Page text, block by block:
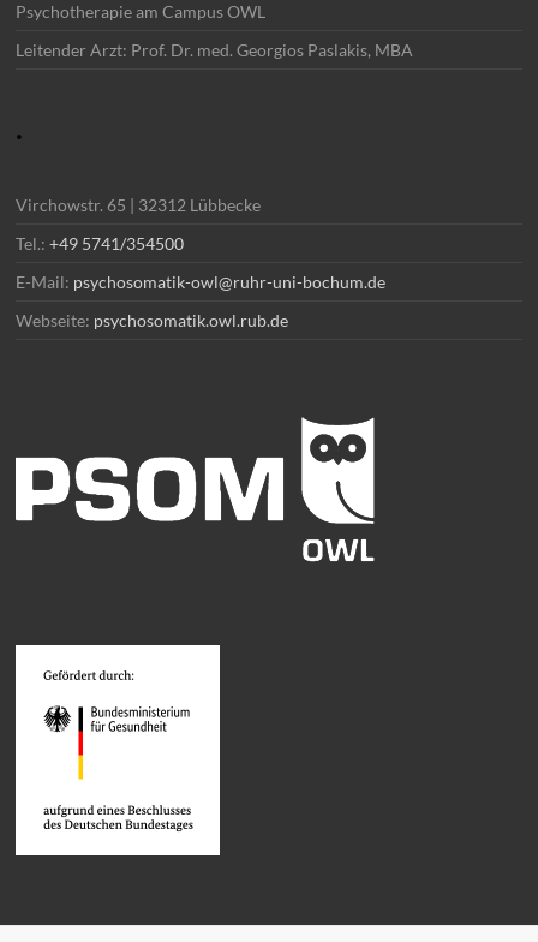
Psychotherapie am Campus OWL
Leitender Arzt: Prof. Dr. med. Georgios Paslakis, MBA
.
Virchowstr. 65 | 32312 Lübbecke
Tel.:+49 5741/354500
E-Mail: psychosomatik-owl@ruhr-uni-bochum.de
Webseite: psychosomatik.owl.rub.de